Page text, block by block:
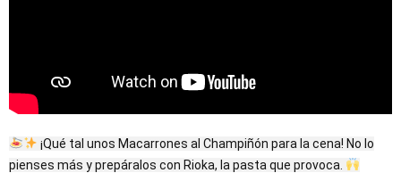
¡Qué tal unos Macarrones al Champiñón para la cena! No lo
pienses más y prepáralos con Rioka, la pasta que provoca.